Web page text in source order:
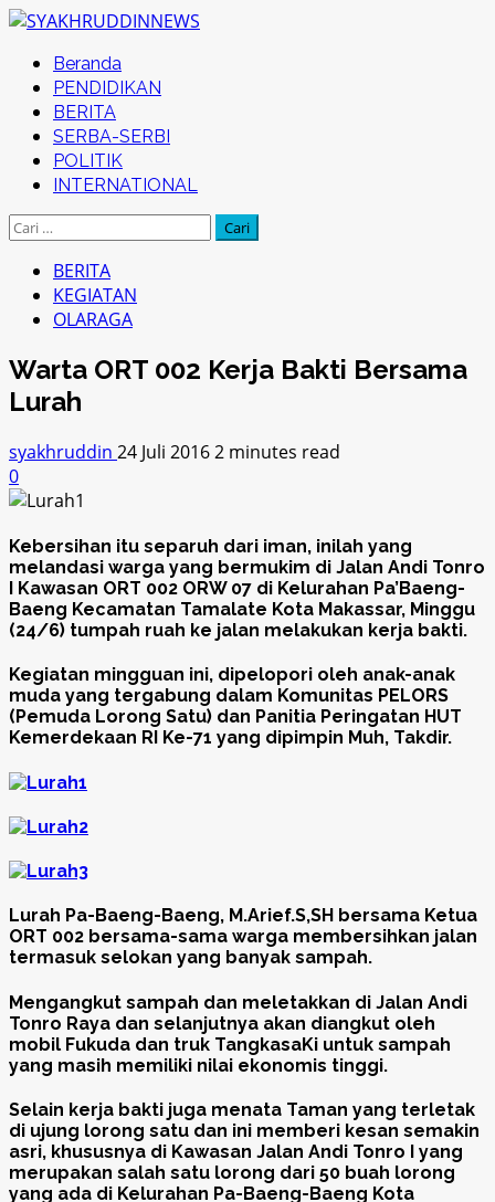
Skip
content
Primary
Menu
Beranda
PENDIDIKAN
BERITA
SERBA-SERBI
POLITIK
INTERNATIONAL
Cari
BERITA
KEGIATAN
OLARAGA
Warta ORT 002 Kerja Bakti Bersama
Lurah
syakhruddin 24 Juli 20162 minutes read
0
Kebersihan itu separuh dari iman, inilah yang
melandasi warga yang bermukim di Jalan Andi Tonro
I Kawasan ORT 002 ORW 07 di Kelurahan Pa’Baeng-
Baeng Kecamatan Tamalate Kota Makassar, Minggu
(24/6) tumpah ruah ke jalan melakukan kerja bakti.
Kegiatan mingguan ini, dipelopori oleh anak-anak
muda yang tergabung dalam Komunitas PELORS
(Pemuda Lorong Satu) dan Panitia Peringatan HUT
Kemerdekaan RI Ke-71 yang dipimpin Muh, Takdir.
Lurah Pa-Baeng-Baeng, M.Arief.S,SH bersama Ketua
ORT 002 bersama-sama warga membersihkan jalan
termasuk selokan yang banyak sampah.
Mengangkut sampah dan meletakkan di Jalan Andi
Tonro Raya dan selanjutnya akan diangkut oleh
mobil Fukuda dan truk TangkasaKi untuk sampah
yang masih memiliki nilai ekonomis tinggi.
Selain kerja bakti juga menata Taman yang terletak
di ujung lorong satu dan ini memberi kesan semakin
asri, khususnya di Kawasan Jalan Andi Tonro I yang
merupakan salah satu lorong dari 50 buah lorong
yang ada di Kelurahan Pa-Baeng-Baeng Kota